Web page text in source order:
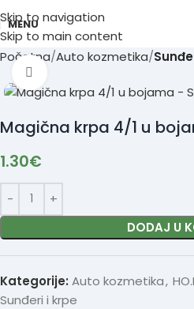
Skip to navigation
Skip to main content
MENU
Početna Auto kozmetika
Magična krpa 4/1 u
1.30€
DODAJ U
Kategorije: Auto kozmetika,
Sunđeri i krpe